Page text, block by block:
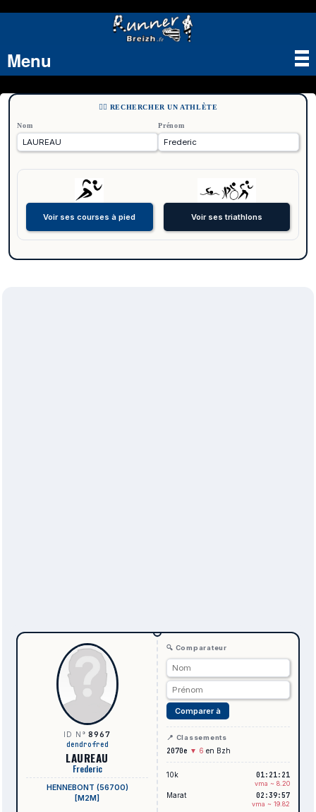
Menu
🏃‍♂️ RECHERCHER UN ATHLÈTE
Nom Prénom
ID N°8967
dendrofred
LAUREAU
Frederic
HENNEBONT (56700)
[M2M]
🔍 Comparateur
Comparer à
📍 Classements
2070e ▼ 6 en Bzh
10k 01:21:21
vma ~ 8.20
Marat 02:39:57
vma ~ 19.82